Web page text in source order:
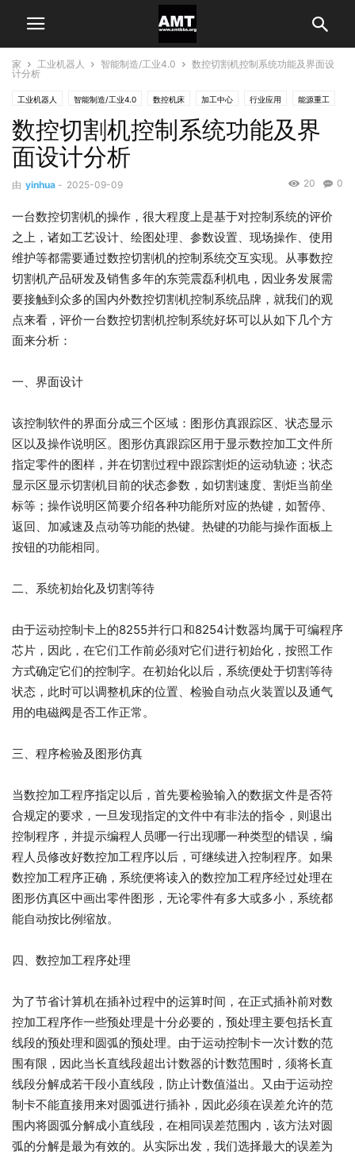
家 工业机器人 智能制造/工业4.0
数控切割机控制系统功能及界面设
计分析
工业机器人 智能制造/工业4.0 数控机床 加工中心 行业应用 能源重工
数控切割机控制系统功能及界
面设计分析
由 yinhua - 2025-09-09 0
20
一台数控切割机的操作，很大程度上是基于对控制系统的评价
之上，诸如工艺设计、绘图处理、参数设置、现场操作、使用
维护等都需要通过数控切割机的控制系统交互实现。从事数控
切割机产品研发及销售多年的东莞震磊利机电，因业务发展需
要接触到众多的国内外数控切割机控制系统品牌，就我们的观
点来看，评价一台数控切割机控制系统好坏可以从如下几个方
面来分析：
一、界面设计
该控制软件的界面分成三个区域：图形仿真跟踪区、状态显示
区以及操作说明区。图形仿真跟踪区用于显示数控加工文件所
指定零件的图样，并在切割过程中跟踪割炬的运动轨迹；状态
显示区显示切割机目前的状态参数，如切割速度、割炬当前坐
标等；操作说明区简要介绍各种功能所对应的热键，如暂停、
返回、加减速及点动等功能的热键。热键的功能与操作面板上
按钮的功能相同。
二、系统初始化及切割等待
由于运动控制卡上的8255并行口和8254计数器均属于可编程序
芯片，因此，在它们工作前必须对它们进行初始化，按照工作
方式确定它们的控制字。在初始化以后，系统便处于切割等待
状态，此时可以调整机床的位置、检验自动点火装置以及通气
用的电磁阀是否工作正常。
三、程序检验及图形仿真
当数控加工程序指定以后，首先要检验输入的数据文件是否符
合规定的要求，一旦发现指定的文件中有非法的指令，则退出
控制程序，并提示编程人员哪一行出现哪一种类型的错误，编
程人员修改好数控加工程序以后，可继续进入控制程序。如果
数控加工程序正确，系统便将读入的数控加工程序经过处理在
图形仿真区中画出零件图形，无论零件有多大或多小，系统都
能自动按比例缩放。
四、数控加工程序处理
为了节省计算机在插补过程中的运算时间，在正式插补前对数
控加工程序作一些预处理是十分必要的，预处理主要包括长直
线段的预处理和圆弧的预处理。由于运动控制卡一次计数的范
围有限，因此当长直线段超出计数器的计数范围时，须将长直
线段分解成若干段小直线段，防止计数值溢出。又由于运动控
制卡不能直接用来对圆弧进行插补，因此必须在误差允许的范
围内将圆弧分解成小直线段，在相同误差范围内，该方法对圆
弧的分解是最为有效的。从实际出发，我们选择最大的误差为